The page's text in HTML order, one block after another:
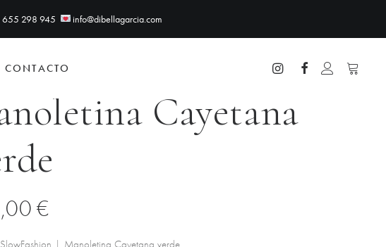
655 298 945 info@dibellagarcia.com
CONTACTO
Cayetana
€
SlowFashion Manoletina Cayetana verde